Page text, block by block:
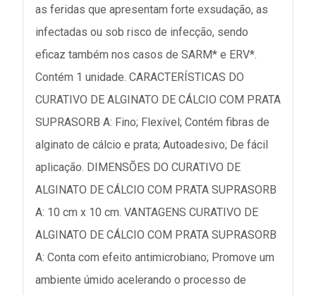
as feridas que apresentam forte exsudação, as
infectadas ou sob risco de infecção, sendo
eficaz também nos casos de SARM* e ERV*.
Contém 1 unidade. CARACTERÍSTICAS DO
CURATIVO DE ALGINATO DE CÁLCIO COM PRATA
SUPRASORB A: Fino; Flexível; Contém fibras de
alginato de cálcio e prata; Autoadesivo; De fácil
aplicação. DIMENSÕES DO CURATIVO DE
ALGINATO DE CÁLCIO COM PRATA SUPRASORB
A: 10 cm x 10 cm. VANTAGENS CURATIVO DE
ALGINATO DE CÁLCIO COM PRATA SUPRASORB
A: Conta com efeito antimicrobiano; Promove um
ambiente úmido acelerando o processo de